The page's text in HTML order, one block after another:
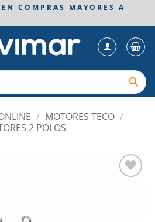
COMPRAS MAYORES A
/ MOTORES TECO /
2 POLOS